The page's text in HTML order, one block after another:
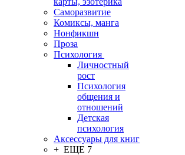
Саморазвитие
Комиксы, манга
Нонфикшн
Проза
Психология
Личностный
рост
Психология
общения и
отношений
Детская
психология
Аксессуары для книг
+ ЕЩЕ 7